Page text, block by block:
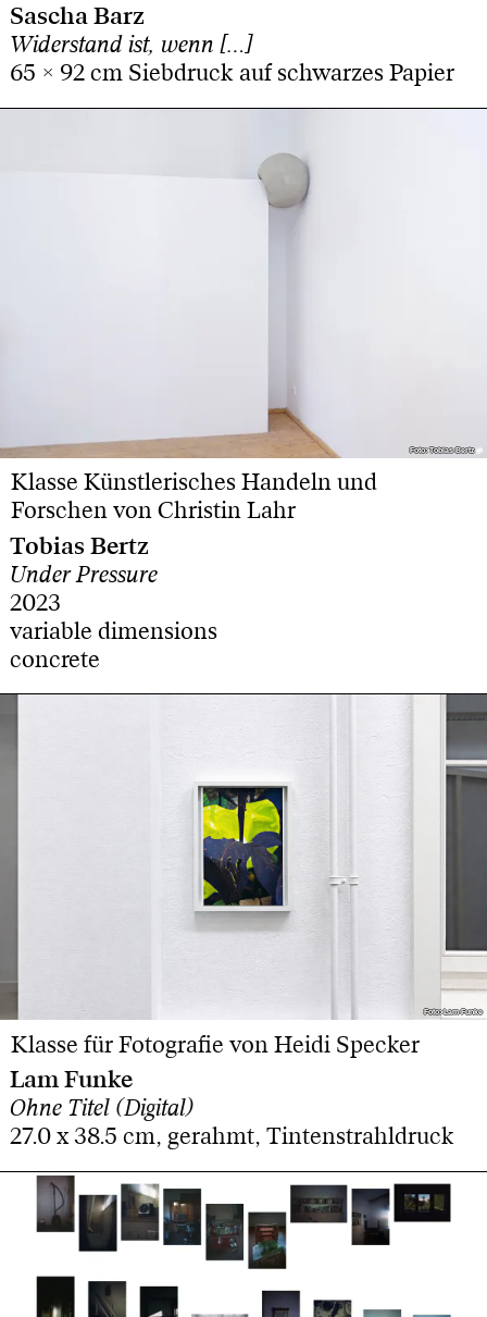
Sascha Barz
Widerstand ist, wenn […]
65 × 92 cm Siebdruck auf schwarzes Papier
Foto: Tobias Bertz
Foto: Tobias Bertz
Klasse Künstlerisches Handeln und
Forschen von Christin Lahr
Tobias Bertz
Under Pressure
2023
variable dimensions
concrete
Foto: Lam Funke
Foto: Lam Funke
Klasse für Fotografie von Heidi Specker
Lam Funke
Ohne Titel (Digital)
27.0 x 38.5 cm, gerahmt, Tintenstrahldruck